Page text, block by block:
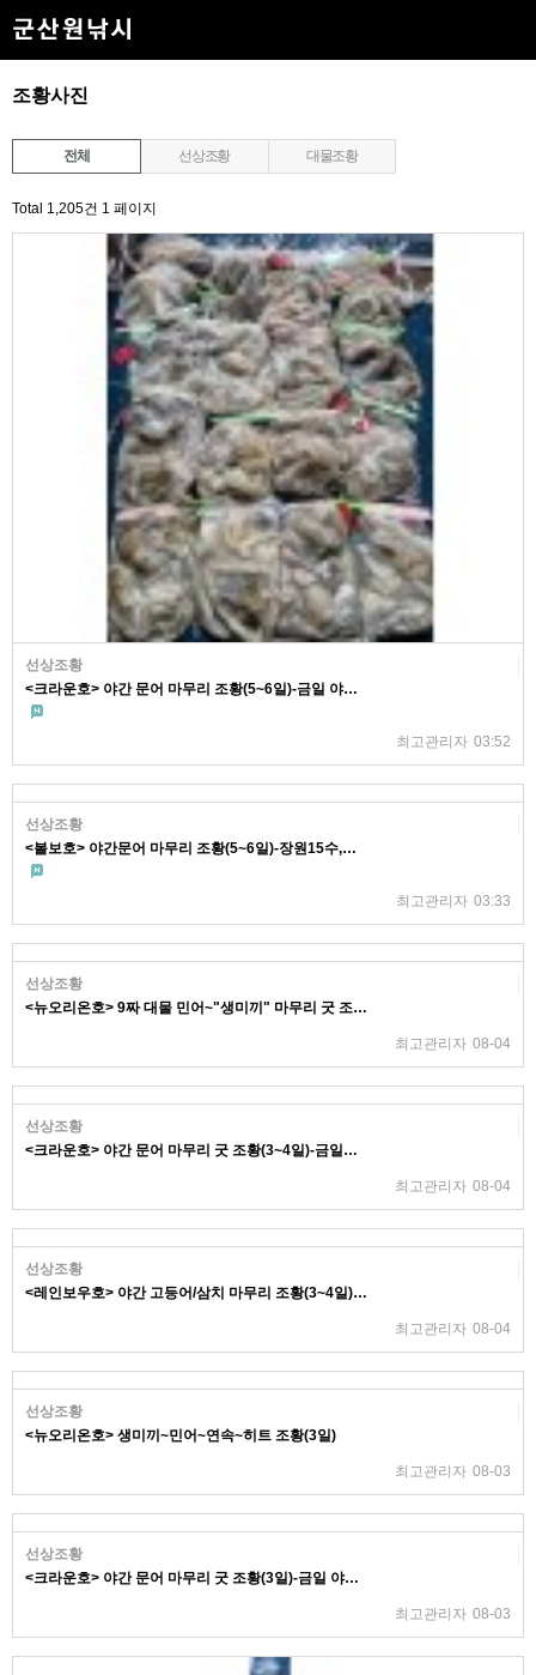
조황사진
전체 선상조황 대물조황
Total 1,205건 1 페이지
선상조황
<크라운호> 야간 문어 마무리 조황(5~6일)-금일 야…
최고관리자 03:52
선상조황
<볼보호> 야간문어 마무리 조황(5~6일)-장원15수,…
최고관리자 03:33
선상조황
<뉴오리온호> 9짜 대물 민어~"생미끼" 마무리 굿 조…
최고관리자 08-04
선상조황
<크라운호> 야간 문어 마무리 굿 조황(3~4일)-금일…
최고관리자 08-04
선상조황
<레인보우호> 야간 고등어/삼치 마무리 조황(3~4일)…
최고관리자 08-04
선상조황
<뉴오리온호> 생미끼~민어~연속~히트 조황(3일)
최고관리자 08-03
선상조황
<크라운호> 야간 문어 마무리 굿 조황(3일)-금일 야…
최고관리자 08-03